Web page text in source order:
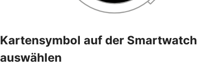
Kartensymbol auf der Smartwatch
auswählen